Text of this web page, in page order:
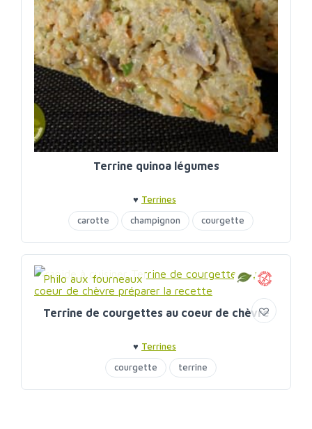
Terrine quinoa légumes
♥ Terrines
carotte
champignon courgette
quinoa terrine
Philo aux fourneaux
Terrine de courgettes au coeur de chèvre
♥ Terrines
courgette
terrine